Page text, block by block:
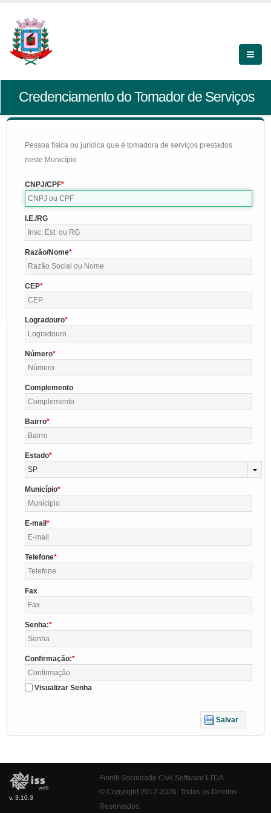
Credenciamento do Tomador de Serviços
Pessoa física ou jurídica que é tomadora de serviços prestados
neste Município
CNPJ/CPF
I.E./RG
Razão/Nome
CEP
Logradouro
Número
Complemento
Bairro
Estado
SP
Município
E-mail
Telefone
Fax
Senha:
Confirmação:
Visualizar Senha
Salvar
v. 3.10.3
Fiorilli Sociedade Civil Software LTDA
© Copyright 2012-2026. Todos os Direitos
Reservados.